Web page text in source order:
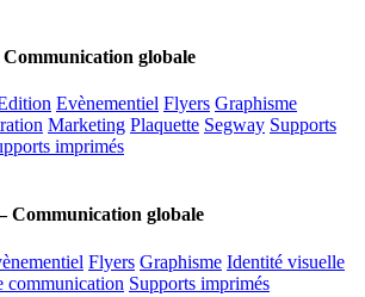
globale
Evènementiel Flyers Graphisme
Marketing Plaquette Segway Supports
imprimés
Communication globale
Flyers Graphisme Identité visuelle
communication Supports imprimés